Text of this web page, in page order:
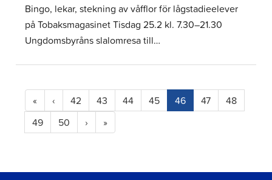
Bingo, lekar, stekning av våfflor för lågstadieelever
på Tobaksmagasinet Tisdag 25.2 kl. 7.30–21.30
Ungdomsbyråns slalomresa till…
« ‹ 42 43 44 45 46(current)
47
48
49
50 › »